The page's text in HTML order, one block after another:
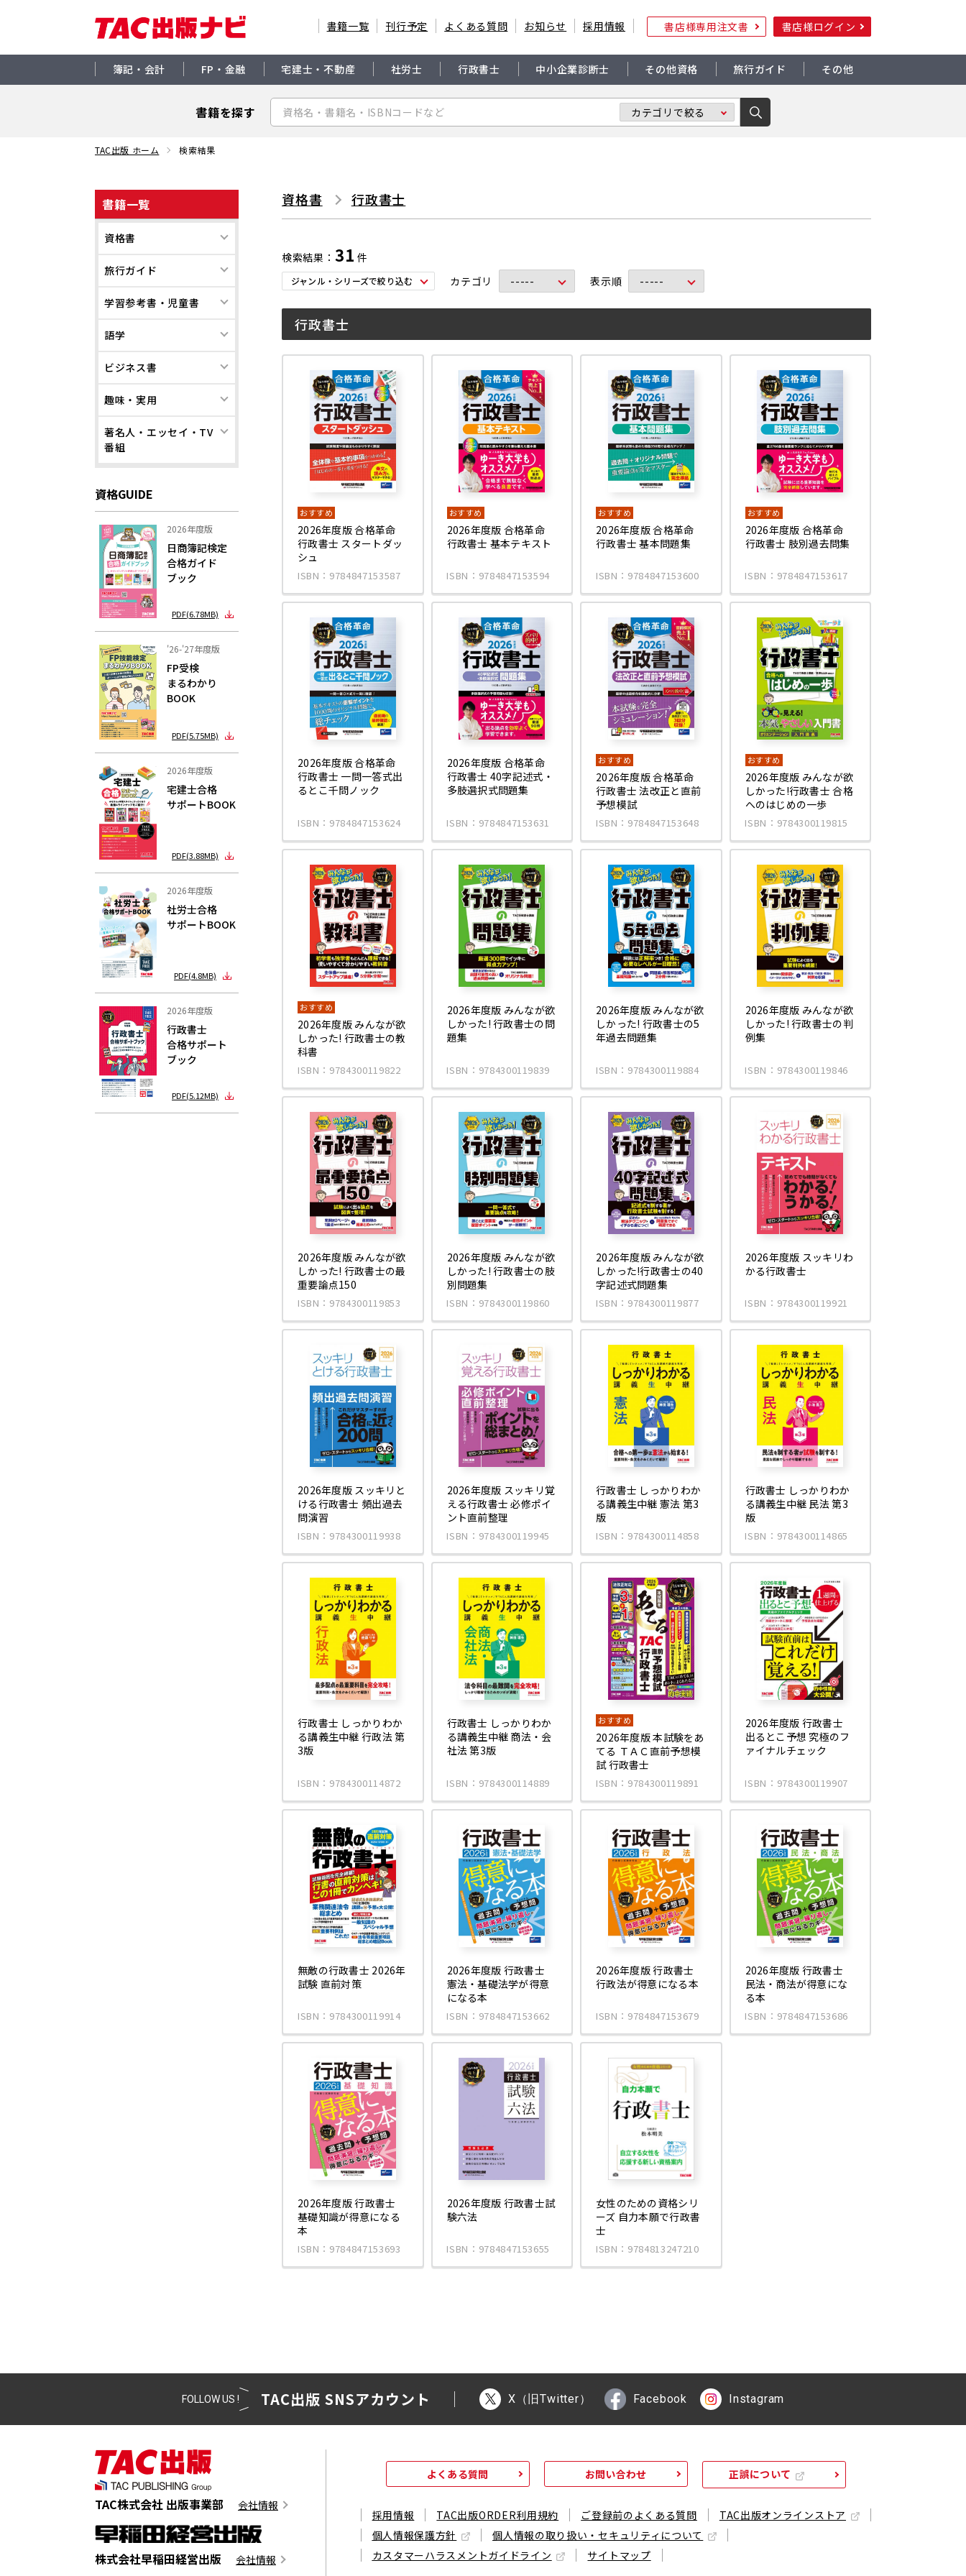
書籍一覧 刊行予定 よくある質問 お知らせ 採用情報 書店様専用注文書 書店様ログイン
簿記・会計 FP・金融 宅建士・不動産 社労士 行政書士 中小企業診断士 その他資格 旅行ガイド その他
書籍を探す
TAC出版 ホーム 検索結果
書籍一覧
資格書
旅行ガイド
学習参考書・児童書
語学
ビジネス書
趣味・実用
著名人・エッセイ・TV
番組
資格GUIDE
2026年度版
日商簿記検定
合格ガイド
ブック
PDF(6.78MB)
'26-'27年度版
FP受検
まるわかり
BOOK
PDF(5.75MB)
2026年度版
宅建士合格
サポートBOOK
PDF(3.88MB)
2026年度版
社労士合格
サポートBOOK
PDF(4.8MB)
2026年度版
行政書士
合格サポート
ブック
PDF(5.12MB)
資格書 行政書士
検索結果 31 件
ジャンル・シリーズで絞り込む カテゴリ 表示順
行政書士
おすすめ
2026年度版 合格革命
行政書士 スタートダッ
シュ
ISBN：9784847153587
おすすめ
2026年度版 合格革命
行政書士 基本テキスト
ISBN：9784847153594
おすすめ
2026年度版 合格革命
行政書士 基本問題集
ISBN：9784847153600
おすすめ
2026年度版 合格革命
行政書士 肢別過去問集
ISBN：9784847153617
2026年度版 合格革命
行政書士 一問一答式出
るとこ千問ノック
ISBN：9784847153624
2026年度版 合格革命
行政書士 40字記述式・
多肢選択式問題集
ISBN：9784847153631
おすすめ
2026年度版 合格革命
行政書士 法改正と直前
予想模試
ISBN：9784847153648
おすすめ
2026年度版 みんなが欲
しかった!行政書士 合格
へのはじめの一歩
ISBN：9784300119815
おすすめ
2026年度版 みんなが欲
しかった! 行政書士の教
科書
ISBN：9784300119822
2026年度版 みんなが欲
しかった! 行政書士の問
題集
ISBN：9784300119839
2026年度版 みんなが欲
しかった! 行政書士の5
年過去問題集
ISBN：9784300119884
2026年度版 みんなが欲
しかった! 行政書士の判
例集
ISBN：9784300119846
2026年度版 みんなが欲
しかった! 行政書士の最
重要論点150
ISBN：9784300119853
2026年度版 みんなが欲
しかった! 行政書士の肢
別問題集
ISBN：9784300119860
2026年度版 みんなが欲
しかった!行政書士の40
字記述式問題集
ISBN：9784300119877
2026年度版 スッキリわ
かる行政書士
ISBN：9784300119921
2026年度版 スッキリと
ける行政書士 頻出過去
問演習
ISBN：9784300119938
2026年度版 スッキリ覚
える行政書士 必修ポイ
ント直前整理
ISBN：9784300119945
行政書士 しっかりわか
る講義生中継 憲法 第3
版
ISBN：9784300114858
行政書士 しっかりわか
る講義生中継 民法 第3
版
ISBN：9784300114865
行政書士 しっかりわか
る講義生中継 行政法 第
3版
ISBN：9784300114872
行政書士 しっかりわか
る講義生中継 商法・会
社法 第3版
ISBN：9784300114889
おすすめ
2026年度版 本試験をあ
てる ＴＡＣ直前予想模
試 行政書士
ISBN：9784300119891
2026年度版 行政書士
出るとこ予想 究極のフ
ァイナルチェック
ISBN：9784300119907
無敵の行政書士 2026年
試験 直前対策
ISBN：9784300119914
2026年度版 行政書士
憲法・基礎法学が得意
になる本
ISBN：9784847153662
2026年度版 行政書士
行政法が得意になる本
ISBN：9784847153679
2026年度版 行政書士
民法・商法が得意にな
る本
ISBN：9784847153686
2026年度版 行政書士
基礎知識が得意になる
本
ISBN：9784847153693
2026年度版 行政書士試
験六法
ISBN：9784847153655
女性のための資格シリ
ーズ 自力本願で行政書
士
ISBN：9784813247210
FOLLOW US ! TAC出版 SNSアカウント X（旧Twitter） Facebook Instagram
TAC株式会社 出版事業部 会社情報
株式会社早稲田経営出版 会社情報
よくある質問 お問い合わせ 正誤について
採用情報 TAC出版ORDER利用規約 ご登録前のよくある質問
TAC出版オンラインストア
個人情報保護方針
個人情報の取り扱い・セキュリティについて
カスタマーハラスメントガイドライン
サイトマップ